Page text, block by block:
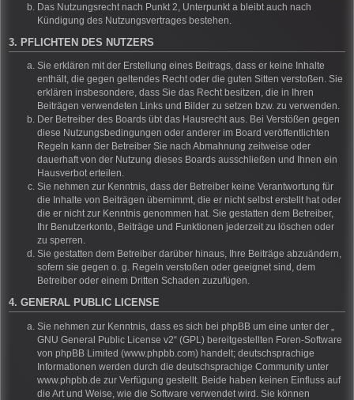
Das Nutzungsrecht nach Punkt 2, Unterpunkt a bleibt auch nach
Kündigung des Nutzungsvertrages bestehen.
3. PFLICHTEN DES NUTZERS
Sie erklären mit der Erstellung eines Beitrags, dass er keine Inhalte
enthält, die gegen geltendes Recht oder die guten Sitten verstoßen. Sie
erklären insbesondere, dass Sie das Recht besitzen, die in Ihren
Beiträgen verwendeten Links und Bilder zu setzen bzw. zu verwenden.
Der Betreiber des Boards übt das Hausrecht aus. Bei Verstößen gegen
diese Nutzungsbedingungen oder anderer im Board veröffentlichten
Regeln kann der Betreiber Sie nach Abmahnung zeitweise oder
dauerhaft von der Nutzung dieses Boards ausschließen und Ihnen ein
Hausverbot erteilen.
Sie nehmen zur Kenntnis, dass der Betreiber keine Verantwortung für
die Inhalte von Beiträgen übernimmt, die er nicht selbst erstellt hat oder
die er nicht zur Kenntnis genommen hat. Sie gestatten dem Betreiber,
Ihr Benutzerkonto, Beiträge und Funktionen jederzeit zu löschen oder
zu sperren.
Sie gestatten dem Betreiber darüber hinaus, Ihre Beiträge abzuändern,
sofern sie gegen o. g. Regeln verstoßen oder geeignet sind, dem
Betreiber oder einem Dritten Schaden zuzufügen.
4. GENERAL PUBLIC LICENSE
Sie nehmen zur Kenntnis, dass es sich bei phpBB um eine unter der „
GNU General Public License v2“ (GPL) bereitgestellten Foren-Software
von phpBB Limited (www.phpbb.com) handelt; deutschsprachige
Informationen werden durch die deutschsprachige Community unter
www.phpbb.de zur Verfügung gestellt. Beide haben keinen Einfluss auf
die Art und Weise, wie die Software verwendet wird. Sie können